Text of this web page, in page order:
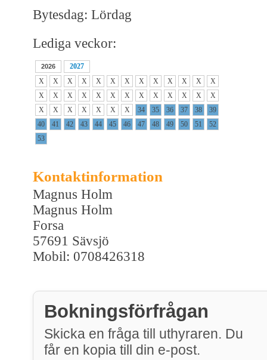
Bytesdag: Lördag
Lediga veckor:
2026
2027
X
X X X X X X X X X X X
X
X
X X X X X X X X X X X
X
X
X X X X X X 34 35 36 37 38
39
40
41 42 43 44 45 46 47 48 49 50 51
52
53
Kontaktinformation
Magnus Holm
Magnus Holm
Forsa
57691 Sävsjö
Mobil: 0708426318
Bokningsförfrågan
Skicka en fråga till uthyraren. Du
får en kopia till din e-post.